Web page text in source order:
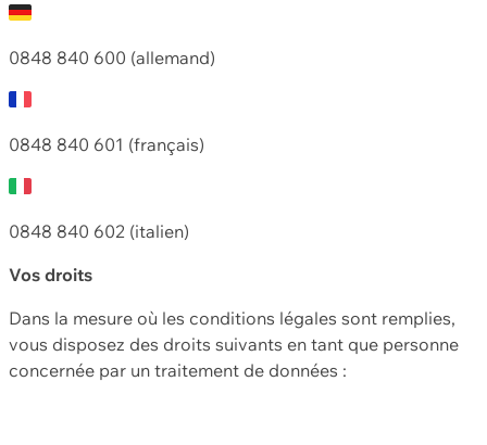
0848 840 600 (allemand)
0848 840 601 (français)
0848 840 602 (italien)
Vos droits
Dans la mesure où les conditions légales sont remplies,
vous disposez des droits suivants en tant que personne
concernée par un traitement de données :